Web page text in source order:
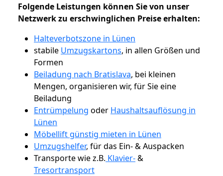
Folgende Leistungen können Sie von unser
Netzwerk zu erschwinglichen Preise erhalten:
Halteverbotszone in Lünen
stabile Umzugskartons, in allen Größen und
Formen
Beiladung nach Bratislava, bei kleinen
Mengen, organisieren wir, für Sie eine
Beiladung
Entrümpelung oder Haushaltsauflösung in
Lünen
Möbellift günstig mieten in Lünen
Umzugshelfer, für das Ein- & Auspacken
Transporte wie z.B. Klavier-&
Tresortransport